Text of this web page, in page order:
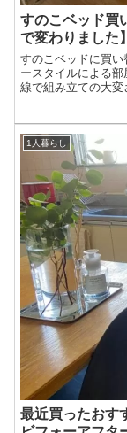
すのこベッド買
で変わりました】
すのこベッドに買
ースタイルによる
線で組み立ての大変
1人暮らし
最近買ったおす